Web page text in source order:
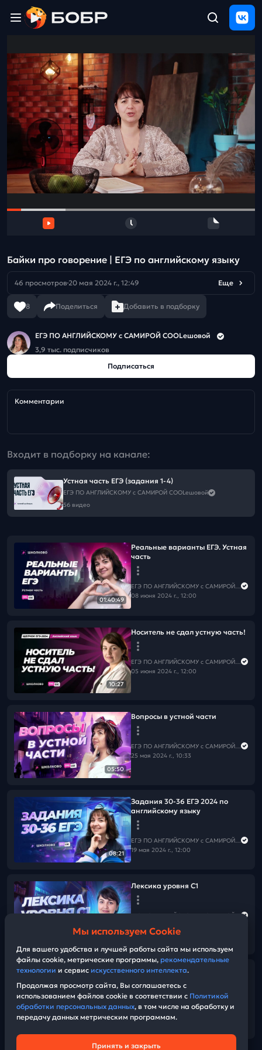
ЩЕЛЧОК
2026
Полезные
материалы
Проверка
сочинений
поддержка
и
Байки про говорение | ЕГЭ по английскому языку
46 просмотров 20 мая 2024 г., 12:49 Еще
8 Поделиться Добавить в подборку
ЕГЭ ПО АНГЛИЙСКОМУ с САМИРОЙ COOLешовой
3,9 тыс. подписчиков
Подписаться
Комментарии
Входит в подборку на канале:
Устная часть ЕГЭ (задания 1-4)
ЕГЭ ПО АНГЛИЙСКОМУ с САМИРОЙ COOLешовой
56 видео
01:40:49
Реальные варианты ЕГЭ. Устная
часть
ЕГЭ ПО АНГЛИЙСКОМУ с САМИРОЙ COOLешовой
08 июня 2024 г., 12:00
10:27
Носитель не сдал устную часть!
ЕГЭ ПО АНГЛИЙСКОМУ с САМИРОЙ COOLешовой
05 июня 2024 г., 12:00
05:50
Вопросы в устной части
ЕГЭ ПО АНГЛИЙСКОМУ с САМИРОЙ COOLешовой
25 мая 2024 г., 10:33
08:21
Задания 30-36 ЕГЭ 2024 по
английскому языку
ЕГЭ ПО АНГЛИЙСКОМУ с САМИРОЙ COOLешовой
19 мая 2024 г., 12:00
Лексика уровня С1
Грамматика и лексика для ЕГЭ
06 мая 2024 г., 13:00
Мы используем Cookie
Для вашего удобства и лучшей работы сайта мы используем
файлы cookie, метрические программы, рекомендательные
технологии и сервис искусственного интеллекта.
Продолжая просмотр сайта, Вы соглашаетесь с
использованием файлов cookie в соответствии с Политикой
обработки персональных данных, в том числе на обработку и
передачу данных метрическим программам.
Принять и закрыть